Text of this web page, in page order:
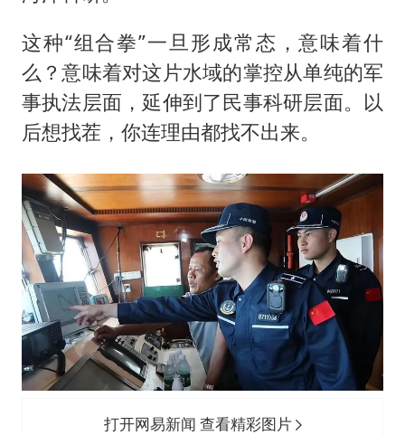
这种“组合拳”一旦形成常态，意味着什
么？意味着对这片水域的掌控从单纯的军
事执法层面，延伸到了民事科研层面。以
后想找茬，你连理由都找不出来。
打开网易新闻 查看精彩图片